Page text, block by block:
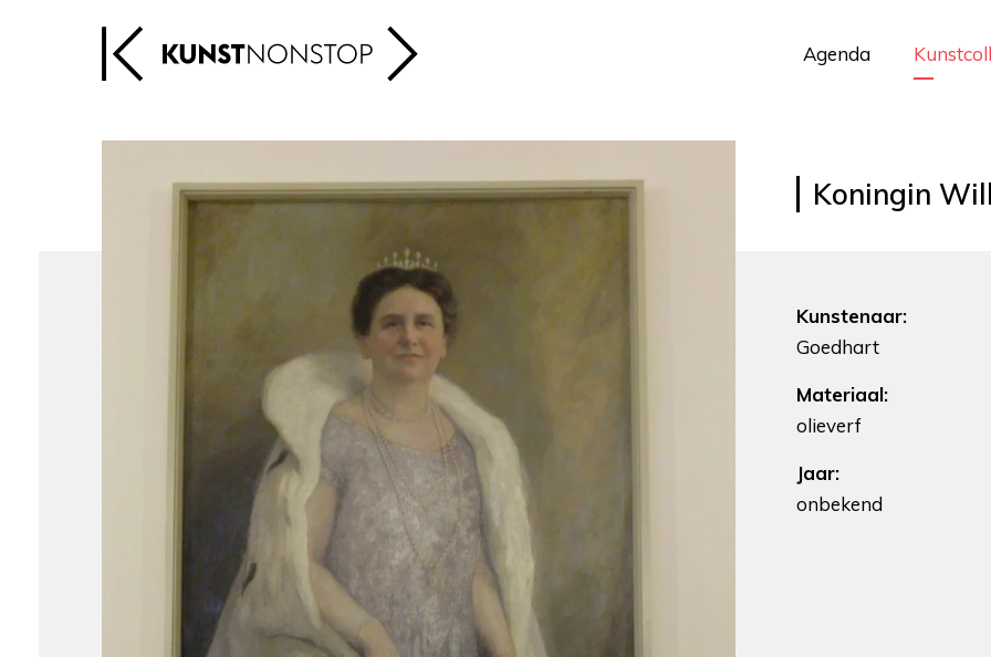
Agenda
Koningin
Kunstenaar:
Goedhart
Materiaal:
olieverf
Jaar:
onbekend